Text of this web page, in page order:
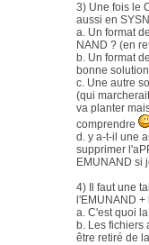
3) Une fois le
aussi en
a. Un format
NAND ? (en
b. Un format
bonne
c. Une autre
(qui
va planter
comprendre
d. y a-t-il une
supprimer
EMUNAND si
4) Il faut une
l'EMUNAND
a. C'est quoi
b. Les fichiers
être retiré de